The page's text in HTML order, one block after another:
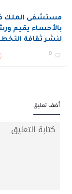
مستشفى الملك
بالأحساء يقيم
لنشر ثقافة
وتحسين الأداء
0
أضف تعليق